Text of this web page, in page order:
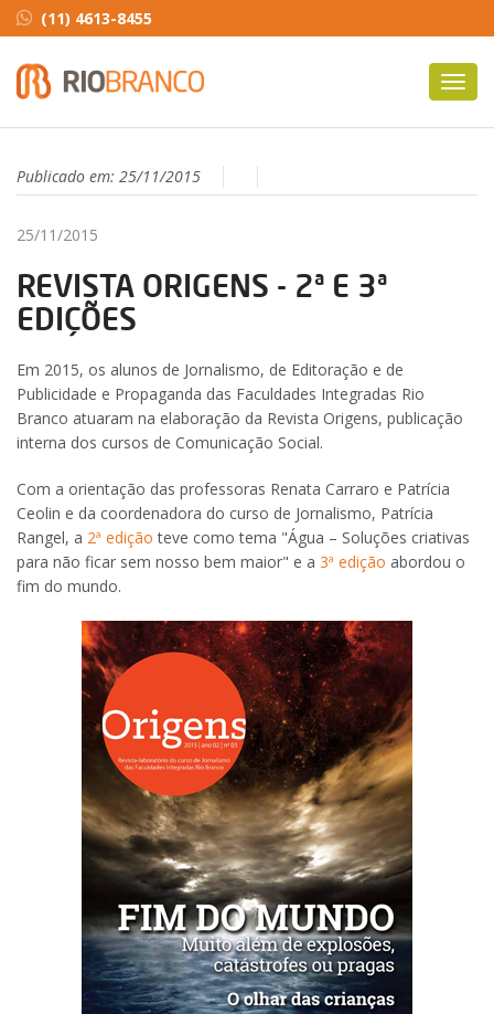
(11) 4613-8455
Publicado em: 25/11/2015
25/11/2015
REVISTA ORIGENS - 2ª E 3ª
EDIÇÕES
Em 2015, os alunos de Jornalismo, de Editoração e de
Publicidade e Propaganda das Faculdades Integradas Rio
Branco atuaram na elaboração da Revista Origens, publicação
interna dos cursos de Comunicação Social.
Com a orientação das professoras Renata Carraro e Patrícia
Ceolin e da coordenadora do curso de Jornalismo, Patrícia
Rangel, a 2ª edição teve como tema "Água – Soluções criativas
para não ficar sem nosso bem maior" e a 3ª edição abordou o
fim do mundo.